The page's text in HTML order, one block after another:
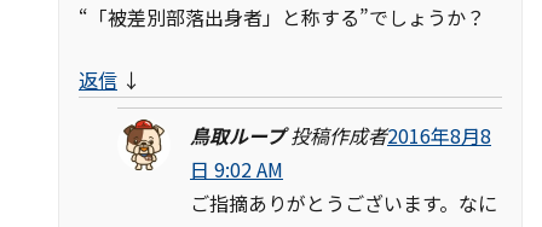
“「被差別部落出身者」と称する”でしょうか？
返信 ↓
鳥取ループ 投稿作成者2016年8月8
日 9:02 AM
ご指摘ありがとうございます。なに